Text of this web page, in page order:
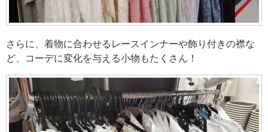
さらに、着物に合わせるレースインナーや飾り付きの襟な
ど、コーデに変化を与える小物もたくさん！